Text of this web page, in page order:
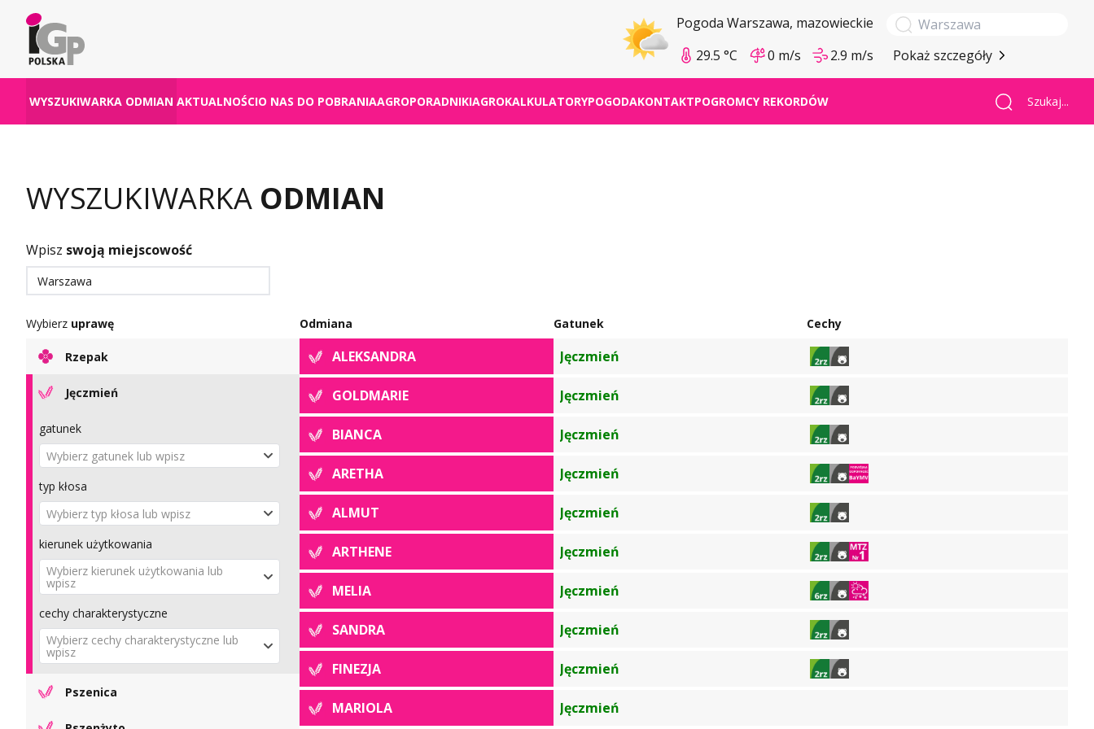
Pogoda Warszawa, mazowieckie
29.5 °C
0 m/s 2.9 m/s Pokaż szczegóły
WYSZUKIWARKA ODMIAN AKTUALNOŚCIO NAS DO POBRANIAAGROPORADNIKIAGROKALKULATORYPOGODAKONTAKTPOGROMCY REKORDÓW Szukaj...
WYSZUKIWARKA ODMIAN
Wpisz swoją miejscowość
Warszawa
Wybierz uprawę
Rzepak
typ odmiany
efektywne zarządzanie azotem
azotem lub wpisz
odporność
Wybierz Odporność lub wpisz
Jęczmień
gatunek
Wybierz gatunek lub wpisz
typ kłosa
Wybierz typ kłosa lub wpisz
kierunek użytkowania
Wybierz kierunek użytkowania lub
wpisz
cechy charakterystyczne
Wybierz cechy charakterystyczne lub
wpisz
Pszenica
Odmiana Gatunek Cechy
ALEKSANDRA Jęczmień
GOLDMARIE Jęczmień
BIANCA Jęczmień
ARETHA Jęczmień
ALMUT Jęczmień
ARTHENE Jęczmień
MELIA Jęczmień
SANDRA Jęczmień
FINEZJA Jęczmień
MARIOLA Jęczmień